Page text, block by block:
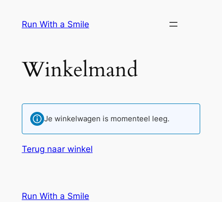
Run With a Smile
Winkelmand
Je winkelwagen is momenteel leeg.
Terug naar winkel
Run With a Smile